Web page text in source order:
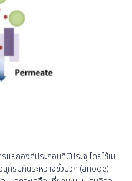
ยกองค์ประกอบที่มีประจุ โดยใช้เม
กรมกันระหว่างขั้วบวก (anode)